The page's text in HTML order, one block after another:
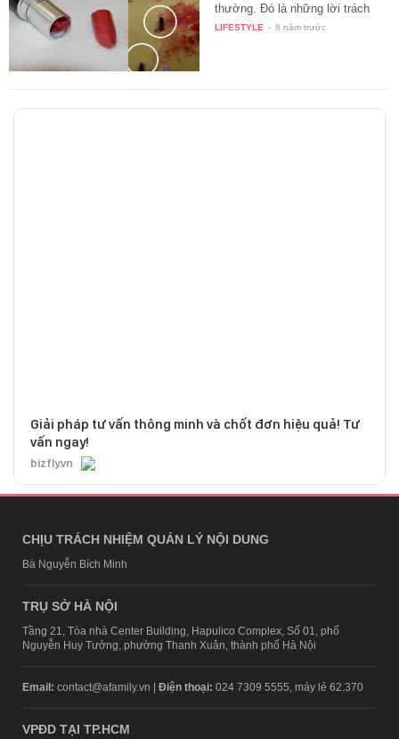
thường. Đó là những lời trách
cứ…
LIFESTYLE - 8 năm trước
Giải pháp tư vấn thông minh và chốt đơn hiệu quả! Tư
vấn ngay!
bizfly.vn
CHỊU TRÁCH NHIỆM QUẢN LÝ NỘI DUNG
Bà Nguyễn Bích Minh
TRỤ SỞ HÀ NỘI
Tầng 21, Tòa nhà Center Building, Hapulico Complex, Số 01, phố
Nguyễn Huy Tưởng, phường Thanh Xuân, thành phố Hà Nội
Email: contact@afamily.vn | Điện thoại: 024 7309 5555, máy lẻ 62.370
VPĐD TẠI TP.HCM